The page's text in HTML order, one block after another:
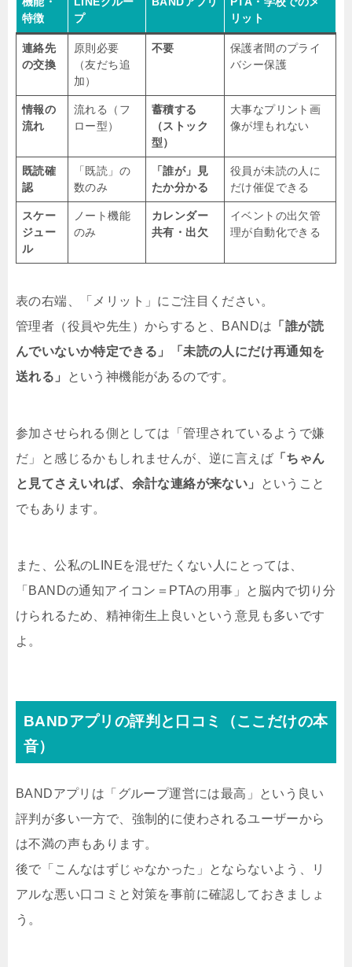
特徴
プ
リット
連絡先
の交換
原則必要
（友だち追
加）
不要
保護者間のプライ
バシー保護
情報の
流れ
流れる（フ
ロー型）
蓄積する
（ストック
型）
大事なプリント画
像が埋もれない
既読確
認
「既読」の
数のみ
「誰が」見
たか分かる
役員が未読の人に
だけ催促できる
スケー
ジュー
ル
ノート機能
のみ
カレンダー
共有・出欠
イベントの出欠管
理が自動化できる
表の右端、「メリット」にご注目ください。
管理者（役員や先生）からすると、BANDは 「誰が読
んでいないか特定できる」「未読の人にだけ再通知を
送れる」
という神機能があるのです。
参加させられる側としては「管理されているようで嫌
だ」と感じるかもしれませんが、逆に言えば 「ちゃん
と見てさえいれば、余計な連絡が来ない」
ということ
でもあります。
また、公私のLINEを混ぜたくない人にとっては、
「BANDの通知アイコン＝PTAの用事」と脳内で切り分
けられるため、精神衛生上良いという意見も多いです
よ。
BANDアプリの評判と口コミ（ここだけの本
音）
BANDアプリは「グループ運営には最高」という良い
評判が多い一方で、強制的に使わされるユーザーから
は不満の声もあります。
後で「こんなはずじゃなかった」とならないよう、リ
アルな悪い口コミと対策を事前に確認しておきましょ
う。